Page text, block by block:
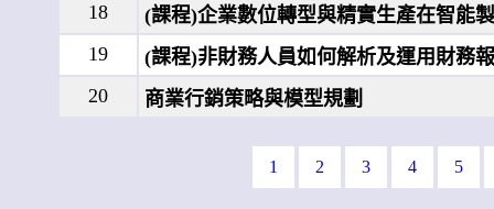
18
(課程)企業數位轉型與精實生產在智能
19
(課程)非財務人員如何解析及運用財務
20
商業行銷策略與模型規劃
1 2 3 4 5